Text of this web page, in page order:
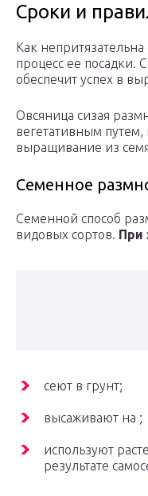
Сроки и
Как
процесс ее посадки.
обеспечит успех в
Овсяница сизая
вегетативным путем,
выращивание из
Семенное
Семенной способ
видовых сортов. При
сеют в грунт;
высаживают на ;
используют
результате